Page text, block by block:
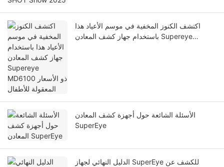
اكتشف الكنوز المخفية في موسم الأعياد هذا
باستخدام جهاز كشف المعادن Supereye
الأسئلة الشائعة حول أجهزة كشف المعادن
SuperEye
الدليل النهائي لجهاز SuperEye للكشف عن